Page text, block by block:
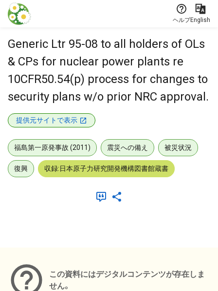
本文に飛ぶ
ヘルプEnglish
Generic Ltr 95-08 to all holders of OLs
& CPs for nuclear power plants re
10CFR50.54(p) process for changes to
security plans w/o prior NRC approval.
提供元サイトで表示
福島第一原発事故 (2011) 震災への備え 被災状況
復興 収録:日本原子力研究開発機構図書館蔵書
この資料にはデジタルコンテンツが存在しま
せん。